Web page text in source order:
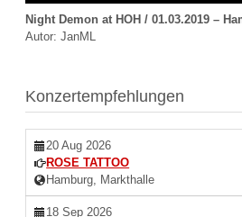
Night Demon at HOH / 01.03.2019 –
Autor: JanML
Konzertempfehlungen
20 Aug 2026
ROSE TATTOO
Hamburg, Markthalle
18 Sep 2026